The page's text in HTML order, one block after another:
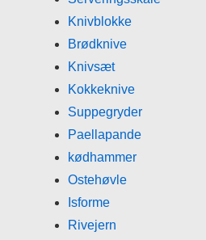
Knivblokke
Brødknive
Knivsæt
Kokkeknive
Suppegryder
Paellapande
kødhammer
Ostehøvle
Isforme
Rivejern